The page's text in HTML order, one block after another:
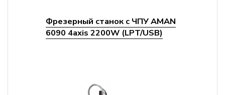
Фрезерный станок с ЧПУ AMAN
6090 4axis 2200W (LPT/USB)